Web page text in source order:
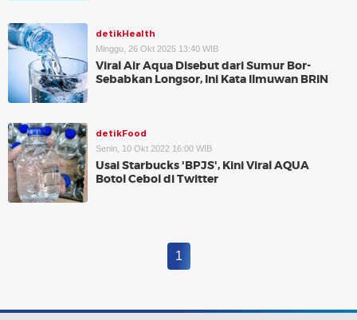
detikHealth
Minggu, 26 Okt 2025 13:40 WIB
Viral Air Aqua Disebut dari Sumur Bor-
Sebabkan Longsor, Ini Kata Ilmuwan BRIN
detikFood
Senin, 10 Okt 2022 16:00 WIB
Usai Starbucks 'BPJS', Kini Viral AQUA
Botol Cebol di Twitter
1